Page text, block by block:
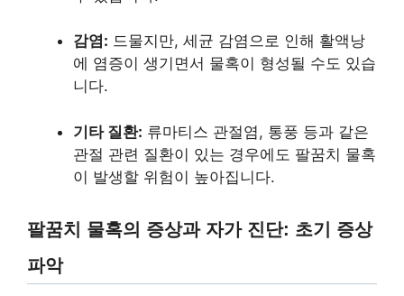
감염: 드물지만, 세균 감염으로 인해 활액낭
에 염증이 생기면서 물혹이 형성될 수도 있습
니다.
기타 질환: 류마티스 관절염, 통풍 등과 같은
관절 관련 질환이 있는 경우에도 팔꿈치 물혹
이 발생할 위험이 높아집니다.
팔꿈치 물혹의 증상과 자가 진단: 초기 증상
파악